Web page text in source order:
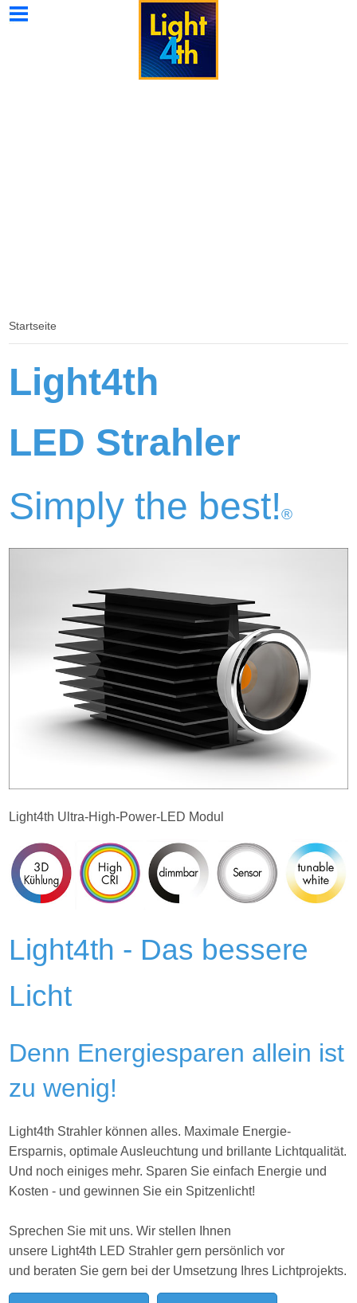
Light4th
Galerie
Light4th
Spezial
Startseite
Light4th
LED Strahler
Simply the best!®
Light4th Ultra-High-Power-LED Modul
Light4th - Das bessere
Licht
Denn Energiesparen allein ist
zu wenig!
Light4th Strahler können alles. Maximale Energie-
Ersparnis, optimale Ausleuchtung und brillante Lichtqualität.
Und noch einiges mehr. Sparen Sie einfach Energie und
Kosten - und gewinnen Sie ein Spitzenlicht!
Sprechen Sie mit uns. Wir stellen Ihnen
unsere Light4th LED Strahler gern persönlich vor
und beraten Sie gern bei der Umsetzung Ihres Lichtprojekts.